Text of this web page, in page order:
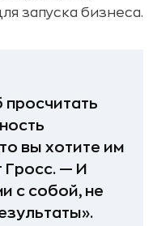
запуска бизнеса.
вы хотите им
Гросс. — И
с собой, не